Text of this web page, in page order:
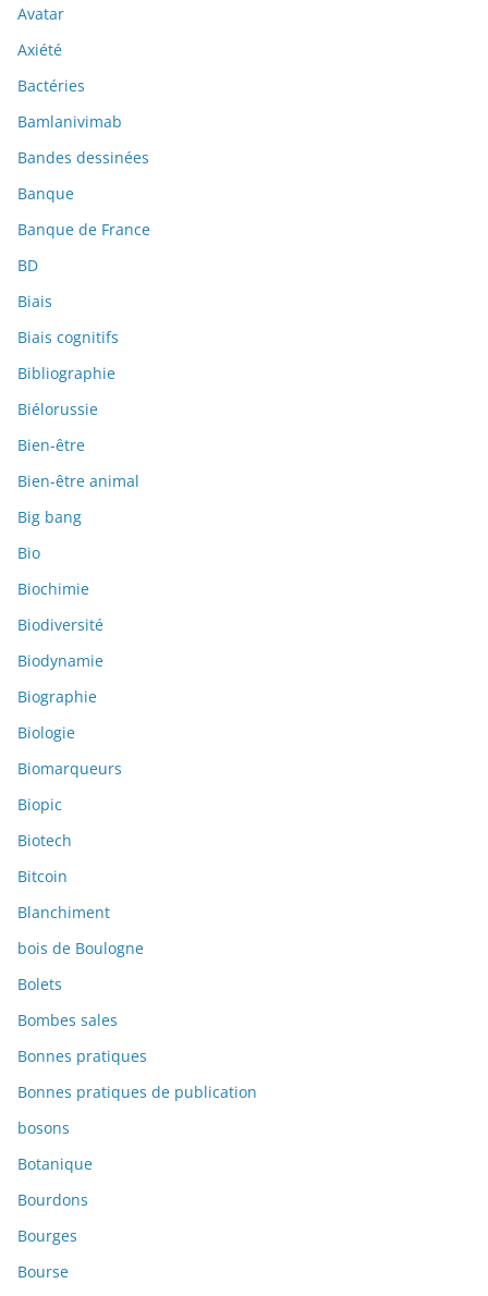
Avatar
Axiété
Bactéries
Bamlanivimab
Bandes dessinées
Banque
Banque de France
BD
Biais
Biais cognitifs
Bibliographie
Biélorussie
Bien-être
Bien-être animal
Big bang
Bio
Biochimie
Biodiversité
Biodynamie
Biographie
Biologie
Biomarqueurs
Biopic
Biotech
Bitcoin
Blanchiment
bois de Boulogne
Bolets
Bombes sales
Bonnes pratiques
Bonnes pratiques de publication
bosons
Botanique
Bourdons
Bourges
Bourse